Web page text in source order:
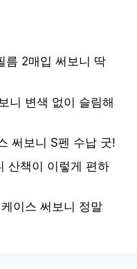
름 2매입 써보니 딱
니 변색 없이 슬림해
써보니 S펜 수납 굿!
산책이 이렇게 편하
이스 써보니 정말